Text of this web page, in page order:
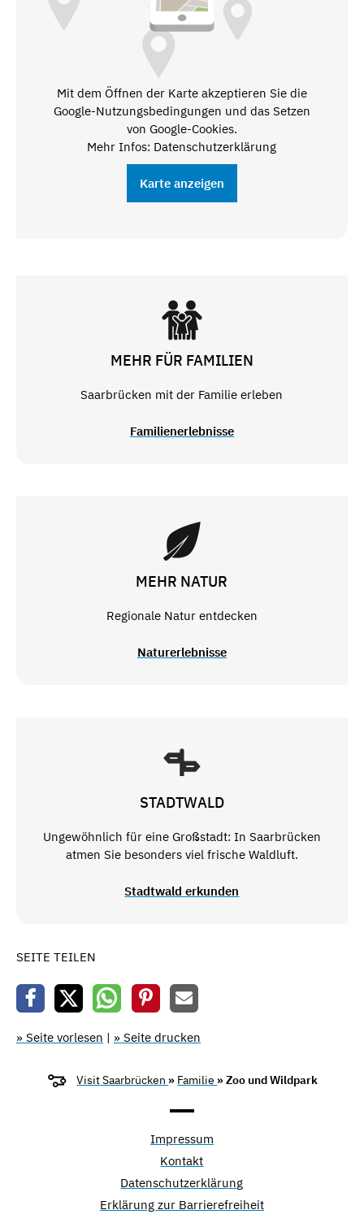
Mit dem Öffnen der Karte akzeptieren Sie die
Google-Nutzungsbedingungen und das Setzen
von Google-Cookies.
Mehr Infos: Datenschutzerklärung
Karte anzeigen
MEHR FÜR FAMILIEN
Saarbrücken mit der Familie erleben
Familienerlebnisse
MEHR NATUR
Regionale Natur entdecken
Naturerlebnisse
STADTWALD
Ungewöhnlich für eine Großstadt: In Saarbrücken
atmen Sie besonders viel frische Waldluft.
Stadtwald erkunden
SEITE TEILEN
» Seite vorlesen | » Seite drucken
Visit Saarbrücken » Familie » Zoo und Wildpark
Impressum
Kontakt
Datenschutzerklärung
Erklärung zur Barrierefreiheit